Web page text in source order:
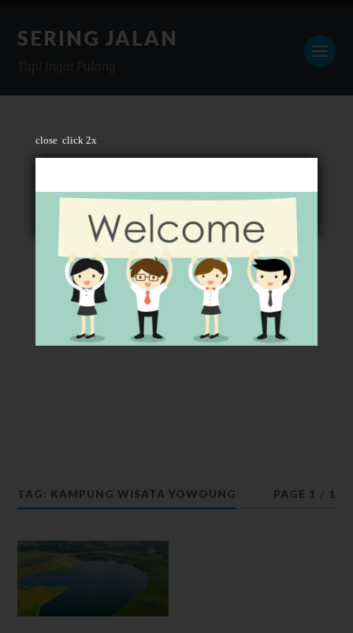
close click 2x
SERING JALAN
TAG: KAMPUNG WISATA YOWOUNG PAGE 1 1